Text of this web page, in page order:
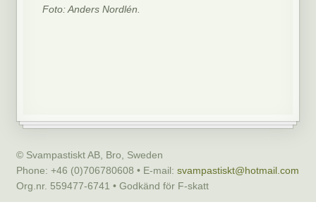
Foto: Anders Nordlén.
© Svampastiskt AB, Bro, Sweden
Phone: +46 (0)706780608 • E-mail: svampastiskt@hotmail.com
Org.nr. 559477-6741 • Godkänd för F-skatt